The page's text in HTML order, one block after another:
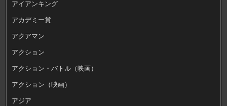
アイアンキング
アカデミー賞
アクアマン
アクション
アクション・バトル（映画）
アクション（映画）
アジア